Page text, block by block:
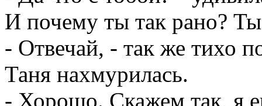
И почему ты так рано?
- Отвечай, - так же тихо
Таня нахмурилась.
- Хорошо. Скажем так, я